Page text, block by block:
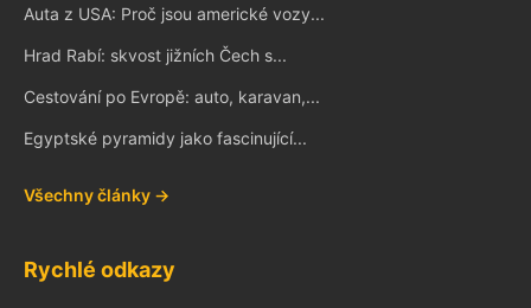
Auta z USA: Proč jsou americké vozy...
Hrad Rabí: skvost jižních Čech s...
Cestování po Evropě: auto, karavan,...
Egyptské pyramidy jako fascinující...
Všechny články →
Rychlé odkazy